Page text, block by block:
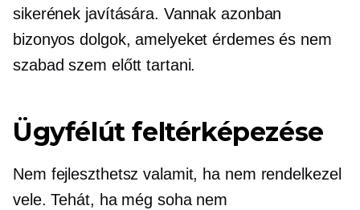
sikerének javítására. Vannak azonban
bizonyos dolgok, amelyeket érdemes és nem
szabad szem előtt tartani.
Ügyfélút feltérképezése
Nem fejleszthetsz valamit, ha nem rendelkezel
vele. Tehát, ha még soha nem